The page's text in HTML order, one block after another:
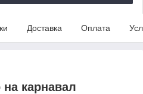
Доставка Оплата
на карнавал